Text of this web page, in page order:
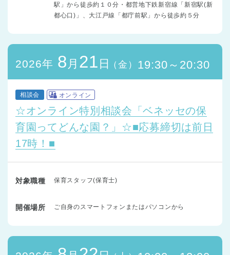
駅」から徒歩約１０分・都営地下鉄新宿線「新宿駅(新
都心口)」、大江戸線「都庁前駅」から徒歩約５分
2026年 8 月 21 日 （金） 19:30～20:30
相談会 オンライン
☆オンライン特別相談会「ベネッセの保
育園ってどんな園？」☆■応募締切は前日
17時！■
対象職種 保育スタッフ(保育士)
開催場所 ご自身のスマートフォンまたはパソコンから